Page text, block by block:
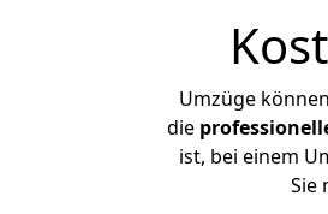
Umzüge
die
ist, bei einem
Sie